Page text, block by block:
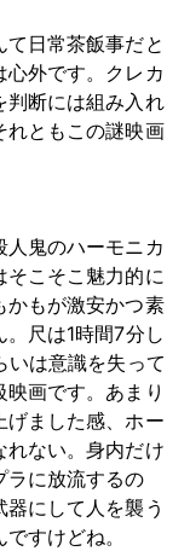
日常茶飯事だと
外です。クレカ
判断には組み入れ
れともこの謎映画
鬼のハーモニカ
そこそこ魅力的に
かもが激安かつ素
尺は1時間7分し
いは意識を失って
画です。あまり
げました感、ホー
れない。身内だけ
ラに放流するの
にして人を襲う
すけどね。